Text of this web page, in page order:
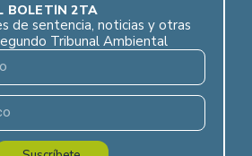
BOLETÍN 2TA
de sentencia, noticias y otras
Tribunal Ambiental